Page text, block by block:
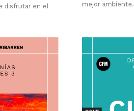
disfrutar en el
mejor ambiente.